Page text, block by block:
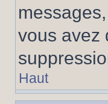
vous avez
Haut